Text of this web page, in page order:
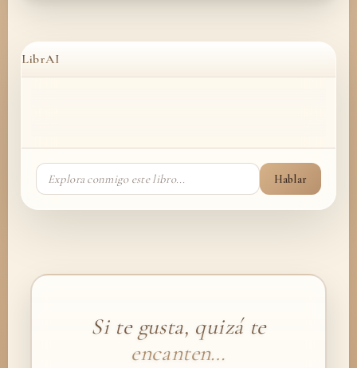
LibrAI
Hablar
Si te gusta, quizá te
encanten…